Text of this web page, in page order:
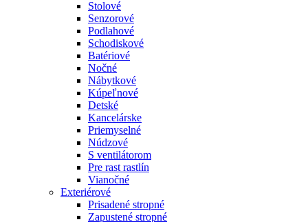
Stolové
Senzorové
Podlahové
Schodiskové
Batériové
Nočné
Nábytkové
Kúpeľnové
Detské
Kancelárske
Priemyselné
Núdzové
S ventilátorom
Pre rast rastlín
Vianočné
Exteriérové
Prisadené stropné
Zapustené stropné